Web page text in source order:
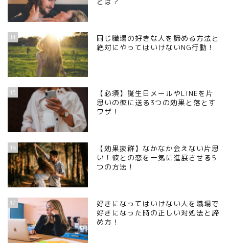
14
同じ職場の好きな人を諦める方法と
絶対にやってはいけないNG行動！
15
【必須】誕生日メールやLINEを片
思いの彼に送る3つの効果と落とす
ワザ！
16
【効果抜群】なかなか会えない片思
い！彼との恋を一気に進展させる5
つの方法！
17
好きになってはいけない人を職場で
好きになった時の正しい対処法と諦
め方！